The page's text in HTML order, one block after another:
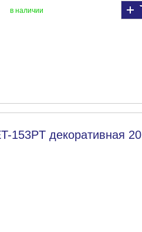
в наличии
153PT декоративная 20